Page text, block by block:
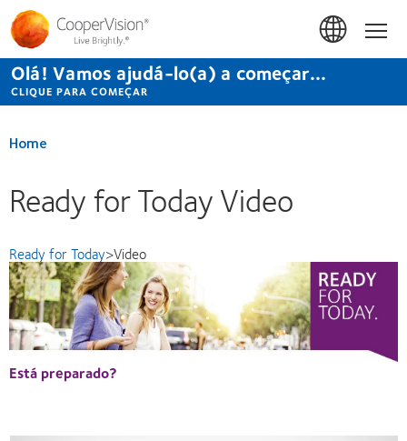
Passar
para
conteúdo
principal
Início
Olá! Vamos ajudá-lo(a) a começar...
CLIQUE PARA COMEÇAR
Home
Ready for Today Video
Ready for Today>Video
Está preparado?